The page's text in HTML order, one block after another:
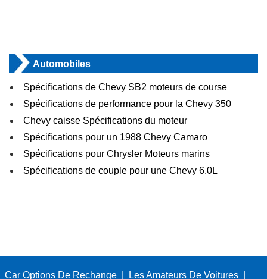
Automobiles
Spécifications de Chevy SB2 moteurs de course
Spécifications de performance pour la Chevy 350
Chevy caisse Spécifications du moteur
Spécifications pour un 1988 Chevy Camaro
Spécifications pour Chrysler Moteurs marins
Spécifications de couple pour une Chevy 6.0L
Car Options De Rechange Les Amateurs De Voitures